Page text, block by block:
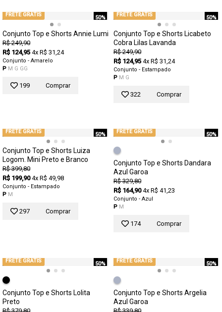
50%
FRETE GRÁTIS
Conjunto Top e Shorts Annie Lumi
R$ 249,90
R$ 124,95 4x R$ 31,24
Conjunto - Amarelo
P M G GG
199 Comprar
50%
FRETE GRÁTIS
Conjunto Top e Shorts Licabeto
Cobra Lilas Lavanda
R$ 249,90
R$ 124,95 4x R$ 31,24
Conjunto - Estampado
P M G
322 Comprar
50%
FRETE GRÁTIS
Conjunto Top e Shorts Luiza
Logom. Mini Preto e Branco
R$ 399,80
R$ 199,90 4x R$ 49,98
Conjunto - Estampado
P M
297 Comprar
50%
FRETE GRÁTIS
Conjunto Top e Shorts Dandara
Azul Garoa
R$ 329,80
R$ 164,90 4x R$ 41,23
Conjunto - Azul
P M
174 Comprar
50%
FRETE GRÁTIS
Conjunto Top e Shorts Lolita
Preto
50%
FRETE GRÁTIS
Conjunto Top e Shorts Argelia
Azul Garoa